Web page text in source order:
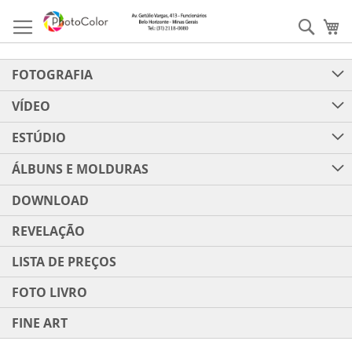
para
o
FOTOGRAFIA
VÍDEO
ESTÚDIO
ÁLBUNS E MOLDURAS
DOWNLOAD
REVELAÇÃO
LISTA DE PREÇOS
FOTO LIVRO
FINE ART